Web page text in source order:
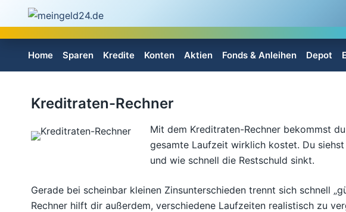
springen
Home Sparen Kredite Konten Aktien Fonds & Anleihen Depot
Kreditraten-Rechner
Mit dem Kreditraten-Rechner bekommst
gesamte Laufzeit wirklich kostet. Du
und wie schnell die Restschuld sinkt.
Gerade bei scheinbar kleinen Zinsunterschieden trennt sich schnell
Rechner hilft dir außerdem, verschiedene Laufzeiten realistisch zu